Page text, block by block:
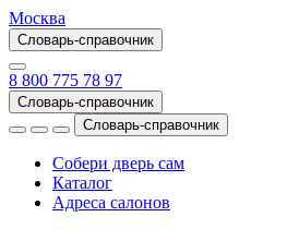
Москва
Словарь-справочник
8 800 775 78 97
Словарь-справочник
Словарь-справочник
Собери дверь сам
Каталог
Адреса салонов